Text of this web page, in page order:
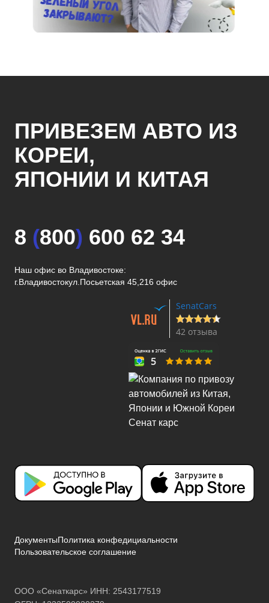
ПРИВЕЗЕМ АВТО ИЗ
КОРЕИ,
ЯПОНИИ И КИТАЯ
8 (800) 600 62 34
Наш офис во Владивостоке:
г.Владивостокул.Посьетская 45,216 офис
SenatCars
42 отзыва
ДокументыПолитика конфедициальности
Пользовательское соглашение
ООО «Сенаткарс» ИНН: 2543177519